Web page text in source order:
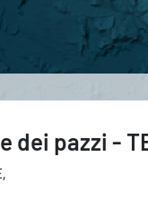
dei pazzi -